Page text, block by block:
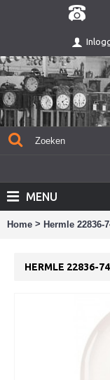
MENU
Home > Hermle 22836-
HERMLE 22836-